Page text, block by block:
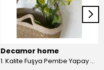
Decamor home
1. Kalite Fuşya Pembe Yapay Kasımpatı Dalı Çiçeği 80 cm - Sarı